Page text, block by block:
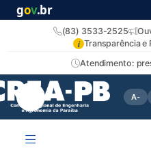
gov.br
Atendimento:
(83) 3533-2525
i Transparência e
A-